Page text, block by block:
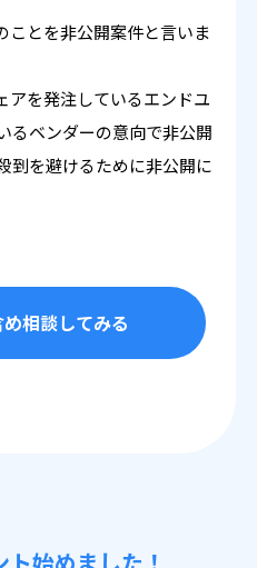
ことを非公開案件と言いま
アを発注しているエンドユ
るベンダーの意向で非公開
到を避けるために非公開に
相談してみる